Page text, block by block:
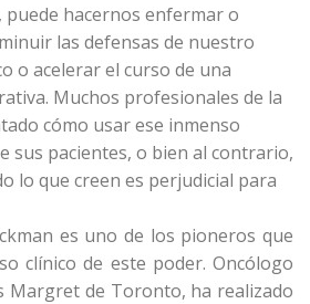
hacernos enfermar o
las defensas de nuestro
o acelerar el curso de una
Muchos profesionales de la
cómo usar ese inmenso
sus pacientes, o bien al contrario,
lo que creen es perjudicial para
es uno de los pioneros que
clínico de este poder. Oncólogo
Margret de Toronto, ha realizado